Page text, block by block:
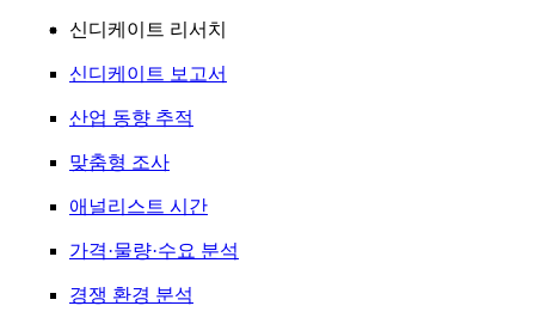
신디케이트 리서치
신디케이트 보고서
산업 동향 추적
맞춤형 조사
애널리스트 시간
가격·물량·수요 분석
경쟁 환경 분석